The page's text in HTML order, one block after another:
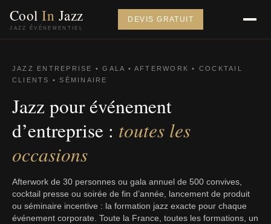
Cool In Jazz
JAZZ ÉVÉNEMENTIEL
DEVIS GRATUIT
JAZZ ENTREPRISE • GALA • AFTERWORK • COCKTAIL
CLIENTS • SÉMINAIRE
Jazz pour événement
d’entreprise : toutes les
occasions
Afterwork de 30 personnes ou gala annuel de 500 convives,
cocktail presse ou soirée de fin d’année, lancement de produit
ou séminaire incentive : la formation jazz exacte pour chaque
événement corporate. Toute la France, toutes les formations, un